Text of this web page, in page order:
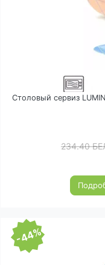
Столовый сервиз
234.40
-44%